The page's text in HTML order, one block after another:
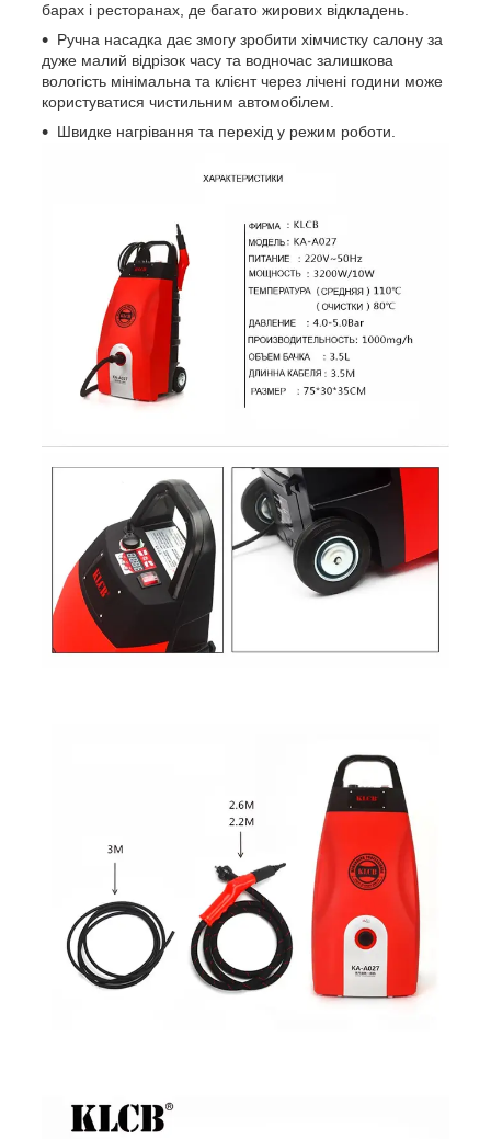
барах і ресторанах, де багато жирових відкладень.
Ручна насадка дає змогу зробити хімчистку салону за
дуже малий відрізок часу та водночас залишкова
вологість мінімальна та клієнт через лічені години може
користуватися чистильним автомобілем.
Швидке нагрівання та перехід у режим роботи.